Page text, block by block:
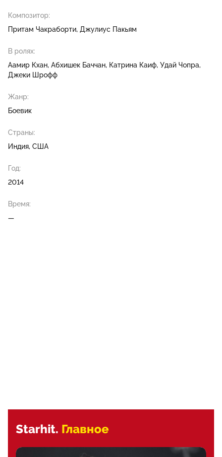
Композитор:
Притам Чакраборти Джулиус Пакьям
В ролях:
Аамир Кхан Абхишек Баччан Катрина Каиф Удай Чопра
Джеки Шрофф
Жанр:
Боевик
Страны:
Индия, США
Год:
2014
Время:
—
Starhit. Главное